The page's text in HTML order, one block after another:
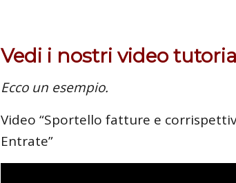
Vedi i nostri video tutorial
Ecco un esempio.
Video “Sportello fatture e
Entrate”